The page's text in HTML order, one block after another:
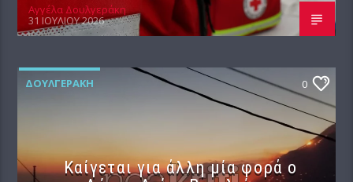
Αγγέλα Δουλγεράκη
31 ΙΟΥΛΊΟΥ 2026
ΔΟΥΛΓΕΡΆΚΗ 0
Καίγεται για άλλη μία φορά ο